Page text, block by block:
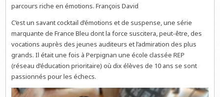
parcours riche en émotions. François David
C‘est un savant cocktail d’émotions et de suspense, une série
marquante de France Bleu dont la force suscitera, peut-être, des
vocations auprès des jeunes auditeurs et l’admiration des plus
grands. Il était une fois à Perpignan une école classée REP
(réseau d’éducation prioritaire) où dix élèves de 10 ans se sont
passionnés pour les échecs.